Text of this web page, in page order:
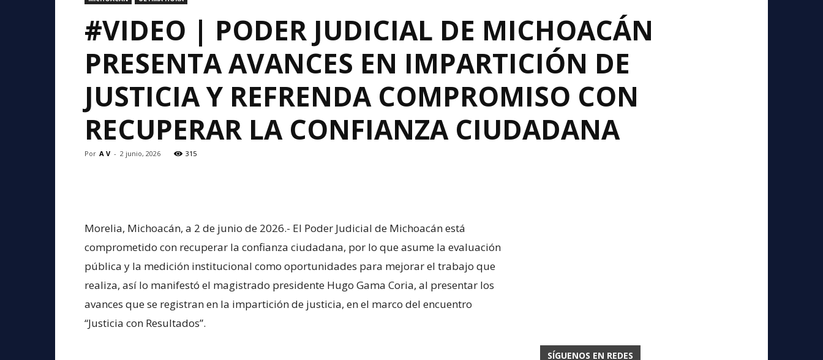
#VIDEO | PODER JUDICIAL DE MICHOACÁN
PRESENTA AVANCES EN IMPARTICIÓN DE
JUSTICIA Y REFRENDA COMPROMISO CON
RECUPERAR LA CONFIANZA CIUDADANA
Por A V - 2 junio, 2026 315
Morelia, Michoacán, a 2 de junio de 2026.- El Poder Judicial de Michoacán está
comprometido con recuperar la confianza ciudadana, por lo que asume la evaluación
pública y la medición institucional como oportunidades para mejorar el trabajo que
realiza, así lo manifestó el magistrado presidente Hugo Gama Coria, al presentar los
avances que se registran en la impartición de justicia, en el marco del encuentro
“Justicia con Resultados”.
SÍGUENOS EN REDES